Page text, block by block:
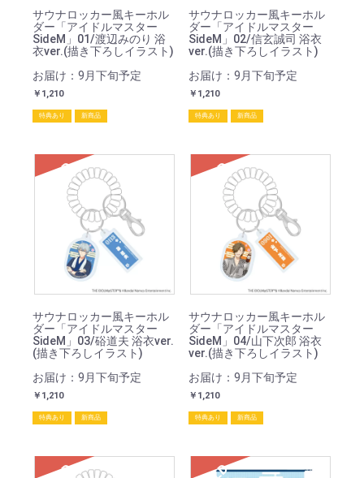
サウナロッカー風キーホル
ダー「アイドルマスター
SideM」01/渡辺みのり 浴
衣ver.(描き下ろしイラスト)
お届け：9月下旬予定
￥1,210
特典あり 新商品
サウナロッカー風キーホル
ダー「アイドルマスター
SideM」02/信玄誠司 浴衣
ver.(描き下ろしイラスト)
お届け：9月下旬予定
￥1,210
特典あり 新商品
SOLD
サウナロッカー風キーホル
ダー「アイドルマスター
SideM」03/硲道夫 浴衣ver.
(描き下ろしイラスト)
お届け：9月下旬予定
￥1,210
特典あり 新商品
SOLD
サウナロッカー風キーホル
ダー「アイドルマスター
SideM」04/山下次郎 浴衣
ver.(描き下ろしイラスト)
お届け：9月下旬予定
￥1,210
特典あり 新商品